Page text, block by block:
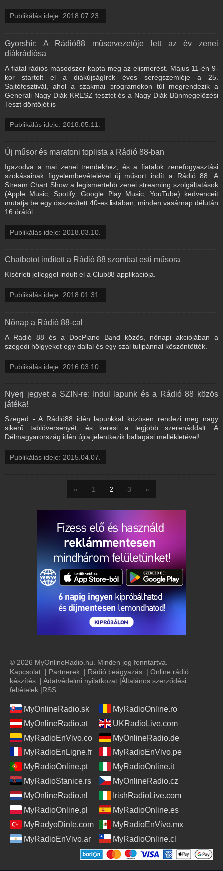
Publikálás ideje: 2018.07.23.
Gyorshír: A Rádió88 műsorvezetője lett az év zenei
diákrádiósa
A fiatal rádiós másodszer kapta meg az elismerést. Május 11-én 9-
kor startolt el a diákújságírók éves seregszemléje a 25.
Sajtófesztivál, ahol a szakmai programokon túl megrendezik a
Generali Nagy Diák KRESZ tesztet és a Nagy Diák Bűnmegelőzési
Teszt döntőjét is
Publikálás ideje: 2018.05.11.
Új műsor és maratoni toplista a Rádió 88-ban
Igazodva a mai zenei trendekhez, és a fiatalok zenefogyasztási
szokásainak figyelembevételével új műsort indít a Rádió 88. A
Stream Chart Show a legismertebb zenei streaming szolgáltatások
(Apple Music, Spotify, Google Play Music, YouTube) kedvenceit
mutatja be egy összesített 40-es listában, minden vasárnap délután
16 órától.
Publikálás ideje: 2018.03.10.
Chatbotot indított a Rádió 88 szombat esti műsora
Kísérleti jelleggel indult el a Club88 applikációja.
Publikálás ideje: 2018.01.31.
Nőnap a Rádió 88-cal
A Rádió 88 és a DocPiano Band közös, nőnapi akciójában a
szegedi hölgyeket egy dallal és egy szál tulipánnal köszöntötték.
Publikálás ideje: 2016.03.10.
Nyerj jegyet a SZIN-re: Indul lapunk és a Rádió 88 közös
játéka!
Szeged - A Rádió88 idén lapunkkal közösen rendezi meg nagy
sikerű tablóversenyét, és keresi a legjobb szerenáddalt. A
Délmagyarország idén újra jelentkezik ballagási mellékletével!
Publikálás ideje: 2015.04.07.
« 1 2 3 »
© 2026 MyOnlineRadio.hu. Minden jog fenntartva.
Kapcsolat | Partnerek | Rádió beágyazás | Online rádió
készítés | Adatvédelmi nyilatkozat |Általános szerződési
feltételek |RSS
MyOnlineRadio.sk
MyRadioOnline.ro
MyOnlineRadio.at
UKRadioLive.com
MyRadioEnVivo.co
MyOnlineRadio.de
MyRadioEnLigne.fr
MyRadioEnVivo.pe
MyRadioOnline.pt
MyRadioOnline.it
MyRadioStanice.rs
MyOnlineRadio.cz
MyOnlineRadio.nl
IrishRadioLive.com
MyRadioOnline.pl
MyRadioOnline.es
MyRadyoDinle.com
MyRadioEnVivo.mx
MyRadioEnVivo.ar
MyRadioOnline.cl